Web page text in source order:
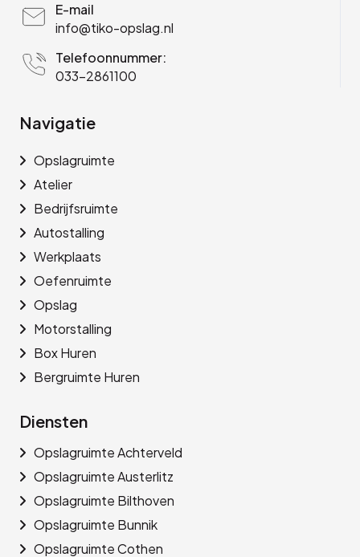
E-mail
info@tiko-opslag.nl
Telefoonnummer:
033-2861100
Navigatie
Opslagruimte
Atelier
Bedrijfsruimte
Autostalling
Werkplaats
Oefenruimte
Opslag
Motorstalling
Box Huren
Bergruimte Huren
Diensten
Opslagruimte Achterveld
Opslagruimte Austerlitz
Opslagruimte Bilthoven
Opslagruimte Bunnik
Opslagruimte Cothen